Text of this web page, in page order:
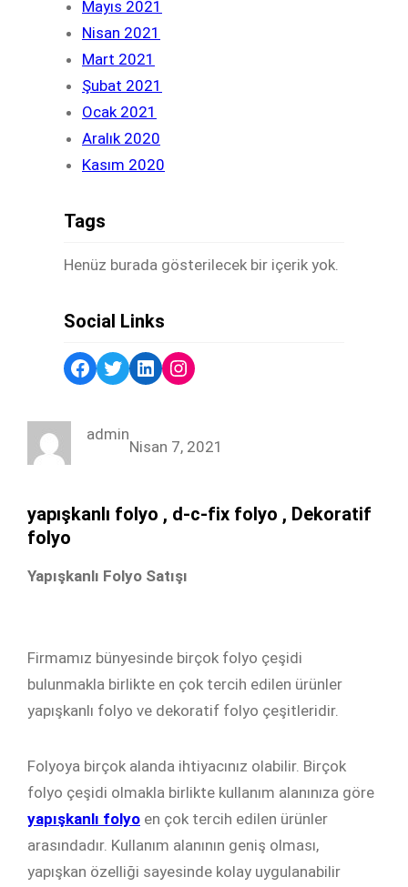
Mayıs 2021
Nisan 2021
Mart 2021
Şubat 2021
Ocak 2021
Aralık 2020
Kasım 2020
Tags
Henüz burada gösterilecek bir içerik yok.
Social Links
Facebook Twitter LinkedIn Instagram
admin
Nisan 7, 2021
yapışkanlı folyo , d-c-fix folyo , Dekoratif
folyo
Yapışkanlı Folyo Satışı
Firmamız bünyesinde birçok folyo çeşidi
bulunmakla birlikte en çok tercih edilen ürünler
yapışkanlı folyo ve dekoratif folyo çeşitleridir.
Folyoya birçok alanda ihtiyacınız olabilir. Birçok
folyo çeşidi olmakla birlikte kullanım alanınıza göre
yapışkanlı folyo en çok tercih edilen ürünler
arasındadır. Kullanım alanının geniş olması,
yapışkan özelliği sayesinde kolay uygulanabilir